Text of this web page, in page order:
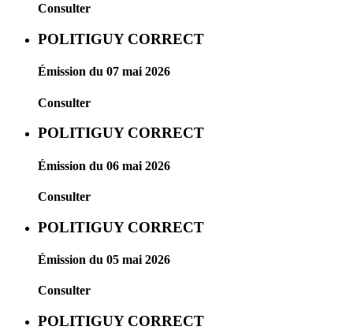
Consulter
POLITIGUY CORRECT
Émission du 07 mai 2026
Consulter
POLITIGUY CORRECT
Émission du 06 mai 2026
Consulter
POLITIGUY CORRECT
Émission du 05 mai 2026
Consulter
POLITIGUY CORRECT